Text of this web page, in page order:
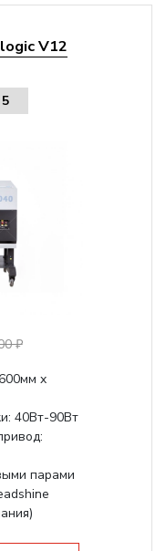
V12
5
₽
x
40Вт-90Вт
парами